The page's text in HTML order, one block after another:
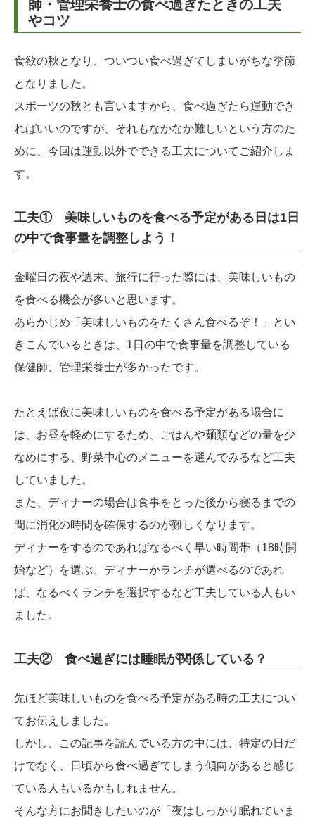
師・管理栄養士の食べ過ぎたときの工夫
やコツ
食欲の秋となり、ついつい食べ過ぎてしまいがちな季節
となりました。
スポーツの秋とも言いますから、食べ過ぎたら運動でき
ればいいのですが、それもなかなか難しいという方のた
めに、今回は運動以外でできる工夫についてご紹介しま
す。
工夫① 美味しいものを食べる予定がある日は1日
の中で食事量を調整しよう！
金曜日の夜や週末、旅行に行った際には、美味しいもの
を食べる機会が多いと思います。
あらかじめ「美味しいものをたくさん食べるぞ！」とい
きこんでいるときは、1日の中で食事量を調整している
保健師、管理栄養士が多かったです。
たとえば夜に美味しいものを食べる予定がある場合に
は、お昼を軽めにするため、ごはんや麺類などの量を少
なめにする、野菜中心のメニューを選んでみるなど工夫
していました。
また、ディナーの場合は食事をとった後から寝るまでの
間に消化の時間を確保するのが難しくなります。
ディナーをするのであればなるべく早い時間帯（18時開
始など）を選ぶ、ディナーかランチが選べるのであれ
ば、なるべくランチを選択するなど工夫している人もい
ました。
工夫② 食べ過ぎには睡眠が関係している？
先ほど美味しいものを食べる予定がある時の工夫につい
てお伝えしました。
しかし、この記事を読んでいる方の中には、特定の日だ
けでなく、日頃から食べ過ぎてしまう傾向があると感じ
ている人もいるかもしれません。
そんな方にお聞きしたいのが「夜はしっかり眠れていま